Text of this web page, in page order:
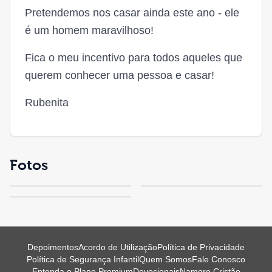
Pretendemos nos casar ainda este ano - ele
é um homem maravilhoso!
Fica o meu incentivo para todos aqueles que
querem conhecer uma pessoa e casar!
Rubenita
Fotos
DepoimentosAcordo de UtilizaçãoPolítica de Privacidade
Política de Segurança InfantilQuem SomosFale Conosco